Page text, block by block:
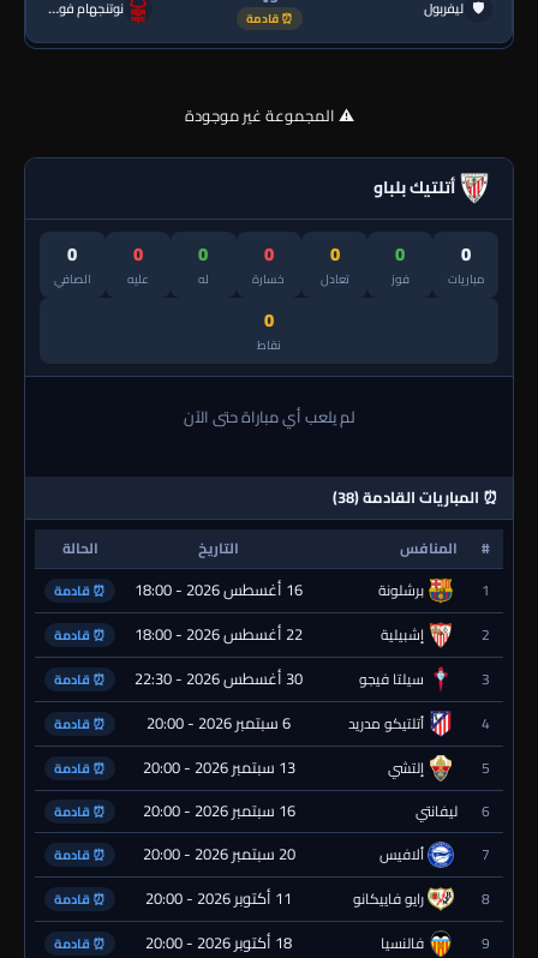
🛡 ليفربول ⏰ قادمة نوتنجهام فورست
⚠️ المجموعة غير موجودة
أتلتيك بلباو
0
مباريات
0
فوز
0
تعادل
0
خسارة
0
له
0
عليه
0
الصافي
0
نقاط
لم يلعب أي مباراة حتى الآن
⏰ المباريات القادمة (38)
# المنافس التاريخ
الحالة
1
برشلونة 16 أغسطس 2026 - 18:00 ⏰ قادمة
2 إشبيلية 22 أغسطس 2026 - 18:00 ⏰ قادمة
3 سيلتا فيجو 30 أغسطس 2026 - 22:30 ⏰ قادمة
4 أتلتيكو مدريد 6 سبتمبر 2026 - 20:00 ⏰ قادمة
5 إلتشي 13 سبتمبر 2026 - 20:00 ⏰ قادمة
6 ليفانتي 16 سبتمبر 2026 - 20:00 ⏰ قادمة
7 ألافيس 20 سبتمبر 2026 - 20:00 ⏰ قادمة
8 رايو فاييكانو 11 أكتوبر 2026 - 20:00 ⏰ قادمة
9 فالنسيا 18 أكتوبر 2026 - 20:00 ⏰ قادمة